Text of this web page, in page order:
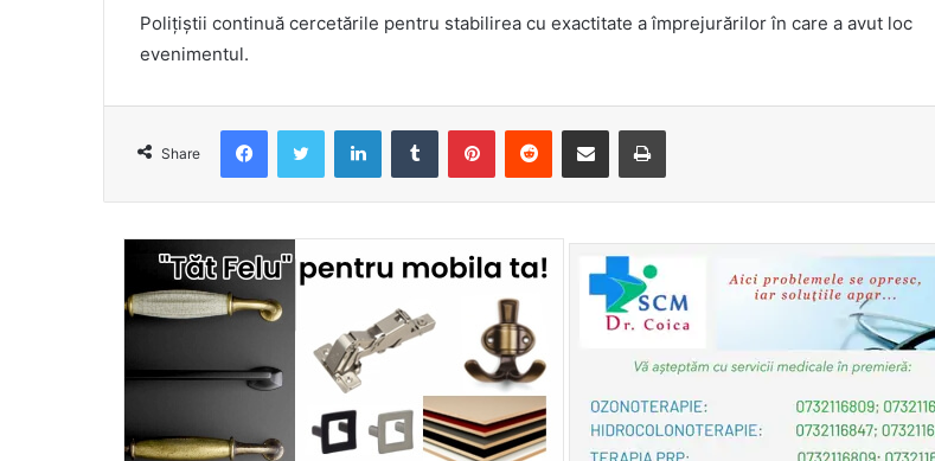
Polițiștii continuă cercetările pentru stabilirea cu exactitate a împrejurărilor în care a avut loc
evenimentul.
Share
FacebookTwitter LinkedInTumblr PinterestReddit Share via Email Print